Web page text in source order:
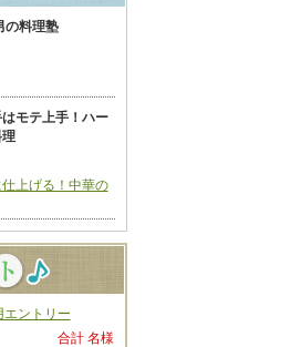
の料理塾
モテ上手！ハー
理
上げる！中華の
エントリー
合計 名様